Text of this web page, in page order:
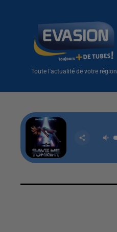
Toute l'actualité de votre région